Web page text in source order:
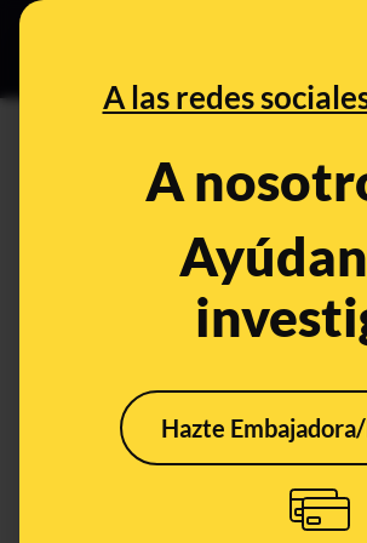
A las redes
A
Hazte
enfurecidamujer
No, EnfurecidaMujer no
es un perfil real de una